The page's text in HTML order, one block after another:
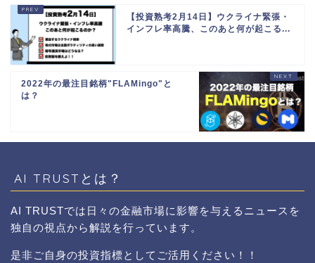
【投資熟考2月14日】ウクライナ緊張・
インフレ率高騰、このあと何が起こる...
2022年の最注目銘柄"FLAMingo"と
は？
AI TRUSTとは？
AI TRUSTでは日々の金融市場に影響を与えるニュースを
独自の視点から解説を行っています。
是非ご自身の投資指標としてご活用ください！！